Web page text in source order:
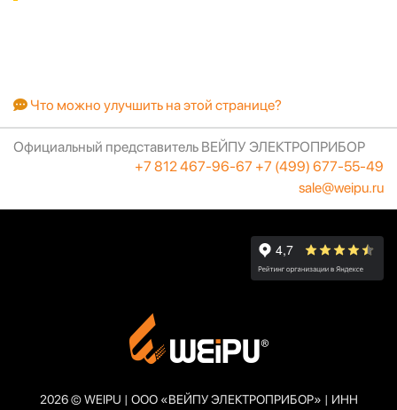
Что можно улучшить на этой странице?
Официальный представитель ВЕЙПУ ЭЛЕКТРОПРИБОР
+7 812 467-96-67 +7 (499) 677-55-49
sale@weipu.ru
2026 © WEIPU | ООО «ВЕЙПУ ЭЛЕКТРОПРИБОР» | ИНН